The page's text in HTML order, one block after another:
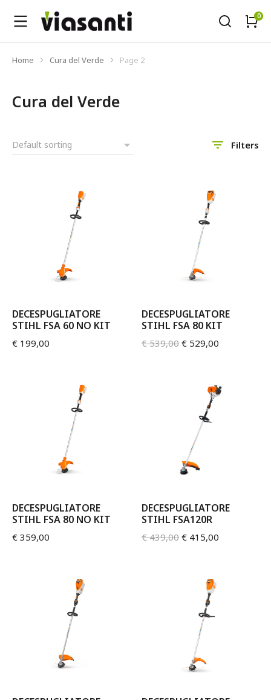
Tu sei qui:
Home Cura del Verde Page 2
Cura del Verde
Filters
DECESPUGLIATORE
STIHL FSA 60 NO KIT
€ 199,00
DECESPUGLIATORE
STIHL FSA 80 KIT
€539,00 € 529,00
DECESPUGLIATORE
STIHL FSA 80 NO KIT
€ 359,00
DECESPUGLIATORE
STIHL FSA120R
€439,00 € 415,00